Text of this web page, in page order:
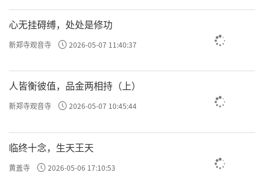
对立。
比如说，课件投影，大家都知道是电脑编程，
制，二进制是什么？0和1，就两个。0和1不断
的组合、不断的组合，成了课件投影。这还只
和阳吗？我们都可以做到，用0和1呈现一个视
频画面。对无与伦比的存在来说，它用阴和阳
呈现这个三维世界，那是太简单不过了。
心无挂碍缚，处处是修功
新郑寺观音寺 2026-05-07 11:40:37
人皆衡彼值，品金两相持（上）
新郑寺观音寺 2026-05-07 10:45:44
临终十念，生天王天
黄盖寺 2026-05-06 17:10:53